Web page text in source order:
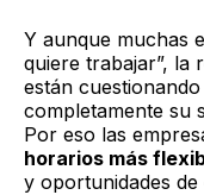
Y aunque muchas
quiere trabajar”, la
están
completamente su
Por eso las
horarios más
y oportunidades